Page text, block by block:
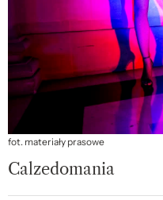
fot. materiały prasowe
Calzedomania